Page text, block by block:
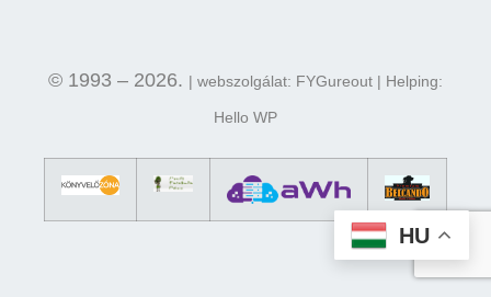
© 1993 – 2026. | webszolgálat: FYGureout | Helping:
Hello WP
HU